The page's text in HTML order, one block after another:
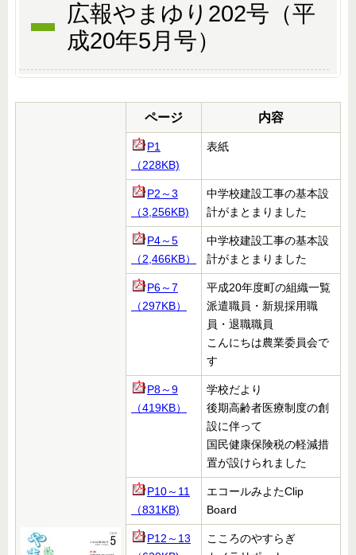
広報やまゆり202号（平
成20年5月号）
ページ 内容
P1
（228KB)
表紙
P2～3
（3,256KB)
中学校建設工事の基本設
計がまとまりました
P4～5
（2,466KB）
中学校建設工事の基本設
計がまとまりました
P6～7
（297KB）
平成20年度町の組織一覧
派遣職員・新規採用職
員・退職職員
こんにちは農業委員会で
す
P8～9
（419KB）
学校だより
後期高齢者医療制度の創
設に伴って
国民健康保険税の軽減措
置が設けられました
P10～11
（831KB)
エコールみよたClip
Board
P12～13
こころのやすらぎ